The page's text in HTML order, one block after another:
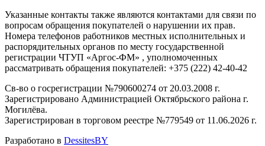
Указанные контакты также являются контактами для связи по
вопросам обращения покупателей о нарушении их прав.
Номера телефонов работников местных исполнительных и
распорядительных органов по месту государственной
регистрации ЧТУП «Аргос-ФМ» , уполномоченных
рассматривать обращения покупателей: +375 (222) 42-40-42
Св-во о госрегистрации №790600274 от 20.03.2008 г.
Зарегистрировано Администрацией Октябрьского района г.
Могилёва.
Зарегистрирован в торговом реестре №779549 от 11.06.2026 г.
Разработано в DessitesBY